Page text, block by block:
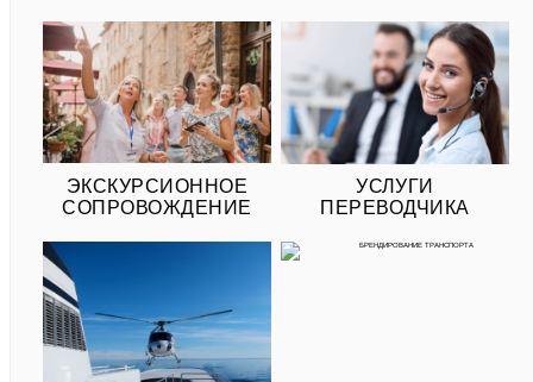
ЭКСКУРСИОННОЕ
СОПРОВОЖДЕНИЕ
УСЛУГИ
ПЕРЕВОДЧИКА